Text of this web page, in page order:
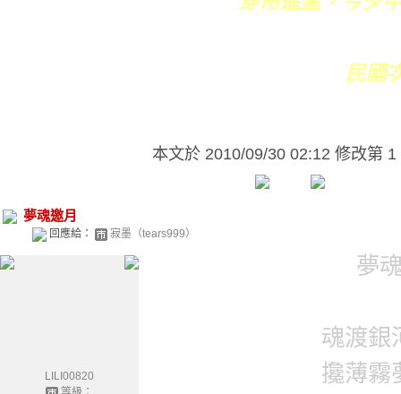
民國
本文於 2010/09/30 02:12 修改第 1
夢魂邀月
回應給： 寂墨（tears999）
LILI00820
夢
魂渡銀
攙薄霧